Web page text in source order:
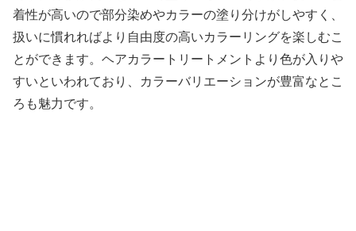
着性が高いので部分染めやカラーの塗り分けがしやすく、
扱いに慣れればより自由度の高いカラーリングを楽しむこ
とができます。ヘアカラートリートメントより色が入りや
すいといわれており、カラーバリエーションが豊富なとこ
ろも魅力です。